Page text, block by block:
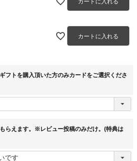
カートに入れる
カートに入れる
フトを購入頂いた方のみカードをご選択くださ
らえます。※レビュー投稿のみだけ。(特典は